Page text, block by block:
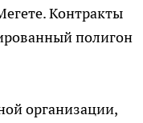
Контракты
полигон
организации,